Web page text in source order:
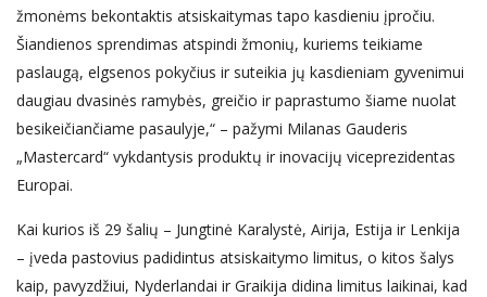
žmonėms bekontaktis atsiskaitymas tapo kasdieniu įpročiu.
Šiandienos sprendimas atspindi žmonių, kuriems teikiame
paslaugą, elgsenos pokyčius ir suteikia jų kasdieniam gyvenimui
daugiau dvasinės ramybės, greičio ir paprastumo šiame nuolat
besikeičiančiame pasaulyje,“ – pažymi Milanas Gauderis
„Mastercard“ vykdantysis produktų ir inovacijų viceprezidentas
Europai.
Kai kurios iš 29 šalių – Jungtinė Karalystė, Airija, Estija ir Lenkija
– įveda pastovius padidintus atsiskaitymo limitus, o kitos šalys
kaip, pavyzdžiui, Nyderlandai ir Graikija didina limitus laikinai, kad